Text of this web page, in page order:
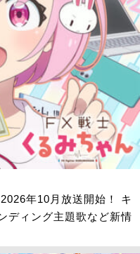
年10月放送開始！ キ
ディング主題歌など新情